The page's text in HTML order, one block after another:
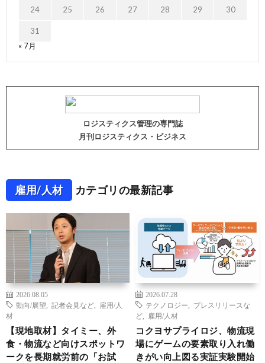
24 25 26 27 28 29 30
31
« 7月
ロジスティクス管理の専門誌
月刊ロジスティクス・ビジネス
雇用/人材 カテゴリの最新記事
2026.08.05
動向/展望
記者会見など
雇用/人
材
【現地取材】タイミー、外
食・物流など向けスポットワ
ークを長期就労前の「お試
2026.07.28
テクノロジー
プレスリリースな
ど
雇用/人材
コクヨサプライロジ、物流現
場にゲームの要素取り入れ働
きがい向上図る実証実験開始